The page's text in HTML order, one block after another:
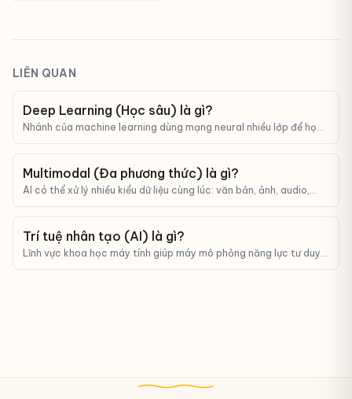
LIÊN QUAN
Deep Learning (Học sâu) là gì?
Nhánh của machine learning dùng mạng neural nhiều lớp để học
Multimodal (Đa phương thức) là gì?
AI có thể xử lý nhiều kiểu dữ liệu cùng lúc: văn bản, ảnh, audio,
Trí tuệ nhân tạo (AI) là gì?
Lĩnh vực khoa học máy tính giúp máy mô phỏng năng lực tư duy,